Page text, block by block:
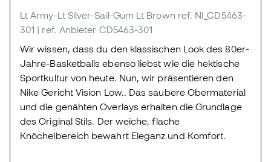
Lt Army-Lt Silver-Sail-Gum Lt Brown ref. NI_CD5463-
301 | ref. Anbieter CD5463-301
Wir wissen, dass du den klassischen Look des 80er-
Jahre-Basketballs ebenso liebst wie die hektische
Sportkultur von heute. Nun, wir präsentieren den
Nike Gericht Vision Low.. Das saubere Obermaterial
und die genähten Overlays erhalten die Grundlage
des Original Stils. Der weiche, flache
Knöchelbereich bewahrt Eleganz und Komfort.